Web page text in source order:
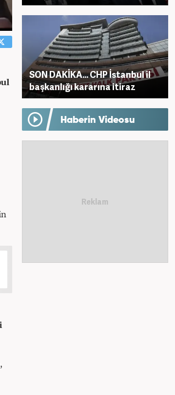
SON DAKİKA... CHP İstanbul il
başkanlığı kararına itiraz
Haberin Videosu